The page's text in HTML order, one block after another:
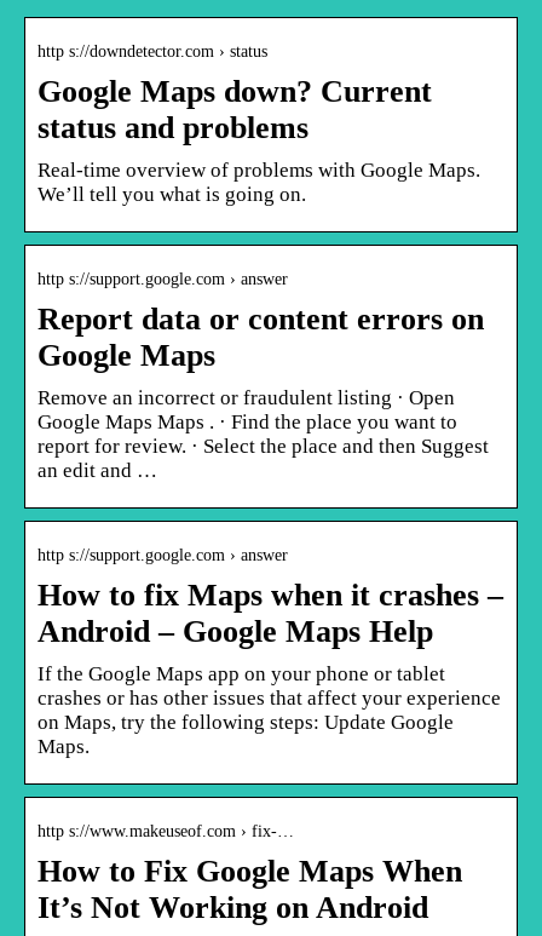
http s://downdetector.com › status
Google Maps down? Current
status and problems
Real-time overview of problems with Google Maps.
We’ll tell you what is going on.
http s://support.google.com › answer
Report data or content errors on
Google Maps
Remove an incorrect or fraudulent listing · Open
Google Maps Maps . · Find the place you want to
report for review. · Select the place and then Suggest
an edit and …
http s://support.google.com › answer
How to fix Maps when it crashes –
Android – Google Maps Help
If the Google Maps app on your phone or tablet
crashes or has other issues that affect your experience
on Maps, try the following steps: Update Google
Maps.
http s://www.makeuseof.com › fix-…
How to Fix Google Maps When
It’s Not Working on Android